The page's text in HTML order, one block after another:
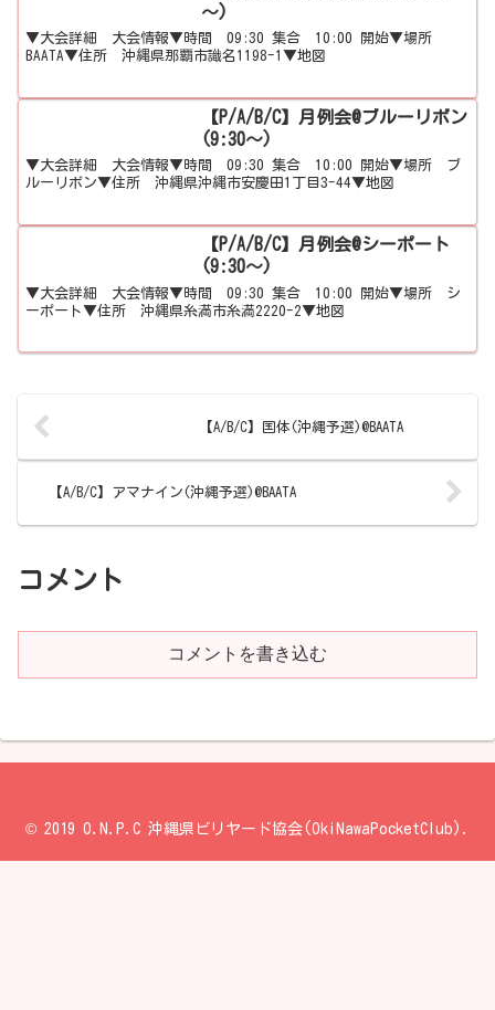
～)
▼大会詳細 大会情報▼時間 09:30 集合 10:00 開始▼場所
BAATA▼住所 沖縄県那覇市識名1198-1▼地図
【P/A/B/C】月例会@ブルーリボン
(9:30～)
▼大会詳細 大会情報▼時間 09:30 集合 10:00 開始▼場所 ブ
ルーリボン▼住所 沖縄県沖縄市安慶田1丁目3-44▼地図
【P/A/B/C】月例会@シーポート
(9:30～)
▼大会詳細 大会情報▼時間 09:30 集合 10:00 開始▼場所 シ
ーポート▼住所 沖縄県糸満市糸満2220-2▼地図
【A/B/C】国体(沖縄予選)@BAATA
【A/B/C】アマナイン(沖縄予選)@BAATA
コメント
コメントを書き込む
© 2019 O.N.P.C 沖縄県ビリヤード協会(OkiNawaPocketClub).